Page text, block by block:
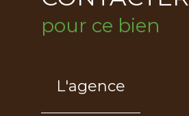
pour ce bien
L'agence